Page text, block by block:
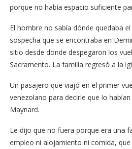
porque no había espacio suficiente
El hombre no sabía dónde quedaba
sospecha que se encontraba en
sitio desde donde despegaron los
Sacramento. La familia regresó a la
Un pasajero que viajó en el primer
venezolano para decirle que lo
Maynard.
Le dijo que no fuera porque era una
empleo ni alojamiento ni comida,